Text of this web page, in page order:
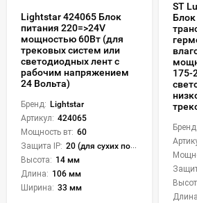
Lightstar 424065 Блок
питания 220=>24V
мощностью 60Вт (для
трековых систем или
светодиодных лент с
рабочим напряжением
24 Вольта)
Бренд: Lightstar
Артикул: 424065
Мощность вт: 60
Защита IP: 20 (для сухих пом.)
Высота: 14 мм
Длина: 106 мм
Ширина: 33 мм
ST
175-
Бренд: